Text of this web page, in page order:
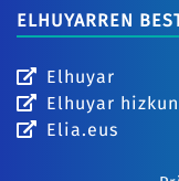
ELHUYARREN
Elhuyar
Elhuyar
Elia.eus